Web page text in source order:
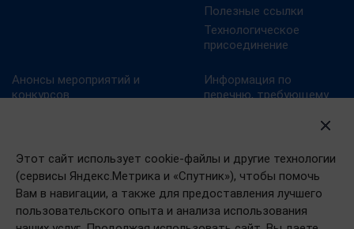
Этот сайт использует cookie-файлы и другие технологии
(сервисы Яндекс.Метрика и «Спутник»), чтобы помочь
Вам в навигации, а также для предоставления лучшего
пользовательского опыта и анализа использования
Полезные ссылки
Технологическое
присоединение
Анонсы мероприятий и
конкурсов
энергосбережения и
повышения
энергоэффективности.
Новости
Информация по
перечню, требующему
Ивановской области от
13.10.2011№ 316-п
Конкурс «МедиаТЭК»